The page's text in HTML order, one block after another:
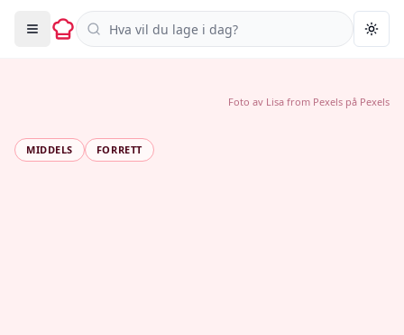
Søk i oppskrifter
MIDDELS FORRETT
Foto av Lisa from Pexels på Pexels